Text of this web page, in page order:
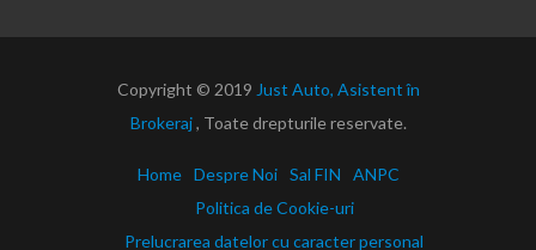
Copyright © 2019 Just Auto, Asistent în
Brokeraj, Toate drepturile reservate.
Home Despre Noi Sal FIN
ANPC
Politica de Cookie-uri
Prelucrarea datelor cu caracter personal